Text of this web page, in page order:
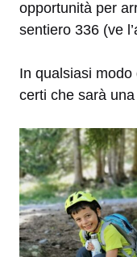
opportunità per
sentiero 336 (ve
In qualsiasi
certi che sarà